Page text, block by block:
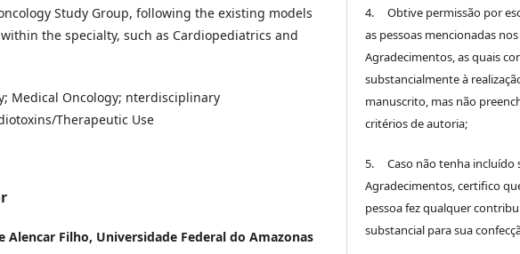
Study Group, following the existing models
the specialty, such as Cardiopediatrics and
Medical Oncology; nterdisciplinary
Therapeutic Use
Alencar Filho, Universidade Federal do Amazonas
4. Obtive permissão por
as pessoas mencionadas nos
Agradecimentos, as quais
substancialmente à
manuscrito, mas não
critérios de autoria;
5. Caso não tenha incluído
Agradecimentos, certifico
pessoa fez qualquer
substancial para sua